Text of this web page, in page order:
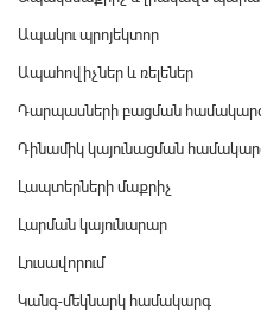
Ապակու պրոյեկտոր
Ապահովիչներ և ռելեներ
Դարպասների բացման
Դինամիկ կայունացման
Լապտերների մաքրիչ
Լարման կայունարար
Լուսավորում
Կանգ-մեկնարկ համակարգ